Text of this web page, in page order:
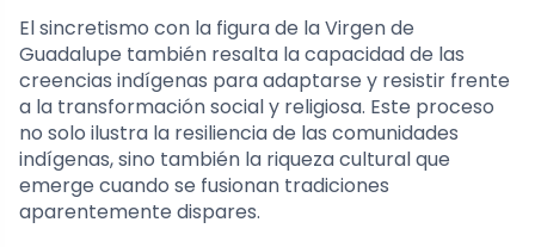
El sincretismo con la figura de la Virgen de
Guadalupe también resalta la capacidad de las
creencias indígenas para adaptarse y resistir frente
a la transformación social y religiosa. Este proceso
no solo ilustra la resiliencia de las comunidades
indígenas, sino también la riqueza cultural que
emerge cuando se fusionan tradiciones
aparentemente dispares.